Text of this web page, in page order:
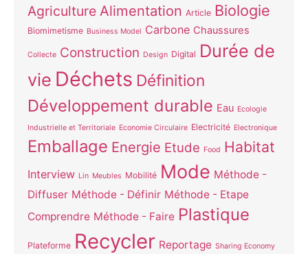
Agriculture Alimentation Article Biologie
Biomimetisme Business Model Carbone Chaussures
Collecte Construction Design Digital Durée de
vie Déchets Définition
Développement durable Eau Ecologie
Industrielle et Territoriale Economie Circulaire Electricité Electronique
Emballage Energie Etude Food Habitat
Interview Lin Meubles Mobilité Mode Méthode -
Diffuser Méthode - Définir Méthode - Etape
Comprendre Méthode - Faire Plastique
Plateforme Recycler Reportage Sharing Economy